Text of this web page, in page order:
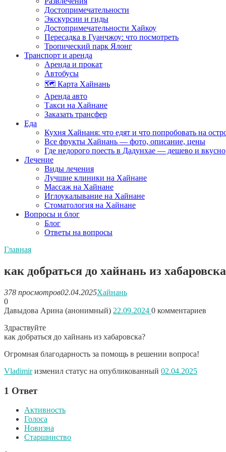
Достопримечательности
Экскурсии и гиды
Достопримечательности Хайкоу
Пересадка в Гуанчжоу: что посмотреть
Тропический парк Ялонг
Транспорт и аренда
Аренда и прокат
Автобусы
🗺️ Карта Хайнань
Аренда авто
Такси на Хайнане
Заказать трансфер
Еда
Кухня Хайнаня: что едят и что попробовать на
Все фрукты Хайнань — фото, описание, цены
Где недорого поесть в Дадунхае — дешево и вкусно
Лечение
Виды лечения
Лучшие клиники на Хайнане
Массаж на Хайнане
Иглоукалывание на Хайнане
Стоматология на Хайнане
Вопросы и блог
Блог
Ответы на вопросы
Главная
как добраться до хайнань из
378 просмотров02.04.2025Хайнань
0
Давыдова Арина (анонимный) 22.09.2024 0 комментариев
Здраствуйте
как добраться до хайнань из хабаровска?
Огромная благодарность за помощь в решении вопроса!
Vladimirизменил статус на опубликованный 02.04.2025
1 Ответ
Активность
Голоса
Новизна
Старшинство